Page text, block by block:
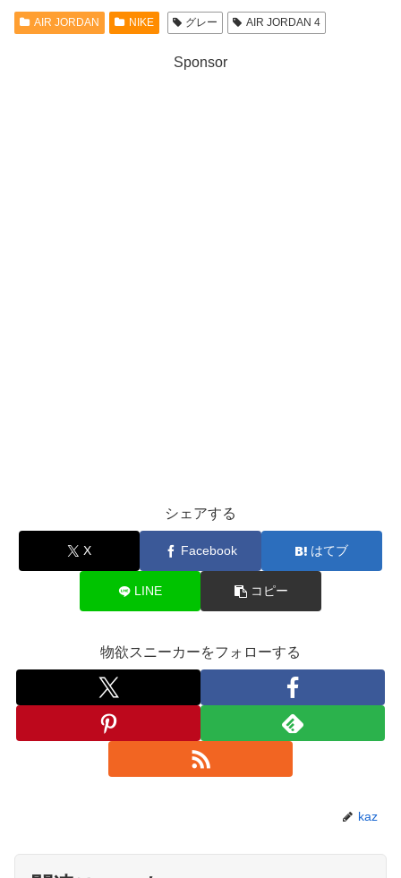
AIR JORDAN NIKE グレー AIR JORDAN 4
Sponsor
シェアする
X Facebook はてブ
LINE コピー
物欲スニーカーをフォローする
kaz